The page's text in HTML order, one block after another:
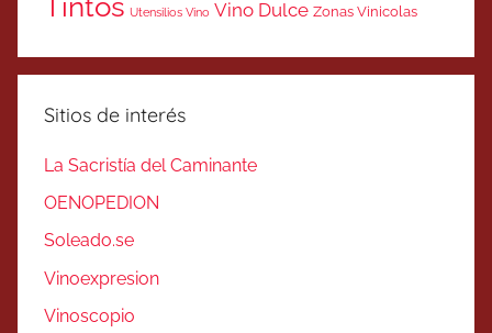
Tintos Utensilios Vino Vino Dulce Zonas Vinicolas
Sitios de interés
La Sacristía del Caminante
OENOPEDION
Soleado.se
Vinoexpresion
Vinoscopio